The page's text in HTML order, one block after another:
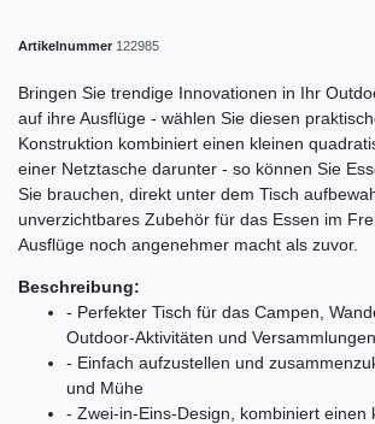
Artikelnummer 122985
Bringen Sie trendige Innovationen in Ihr
auf ihre Ausflüge - wählen Sie diesen
Konstruktion kombiniert einen kleinen
einer Netztasche darunter - so können Sie
Sie brauchen, direkt unter dem Tisch
unverzichtbares Zubehör für das Essen im
Ausflüge noch angenehmer macht als zuvor.
Beschreibung:
- Perfekter Tisch für das Campen,
Outdoor-Aktivitäten und Versammlungen
- Einfach aufzustellen und
und Mühe
- Zwei-in-Eins-Design, kombiniert einen